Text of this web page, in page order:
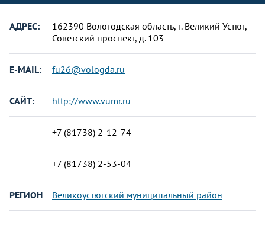
АДРЕС:
162390 Вологодская область, г. Великий Устюг,
Советский проспект, д. 103
E-MAIL: fu26@vologda.ru
САЙТ: http://www.vumr.ru
+7 (81738) 2-12-74
+7 (81738) 2-53-04
РЕГИОН Великоустюгский муниципальный район